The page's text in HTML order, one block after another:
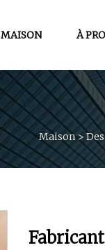
MAISON À
Maison>